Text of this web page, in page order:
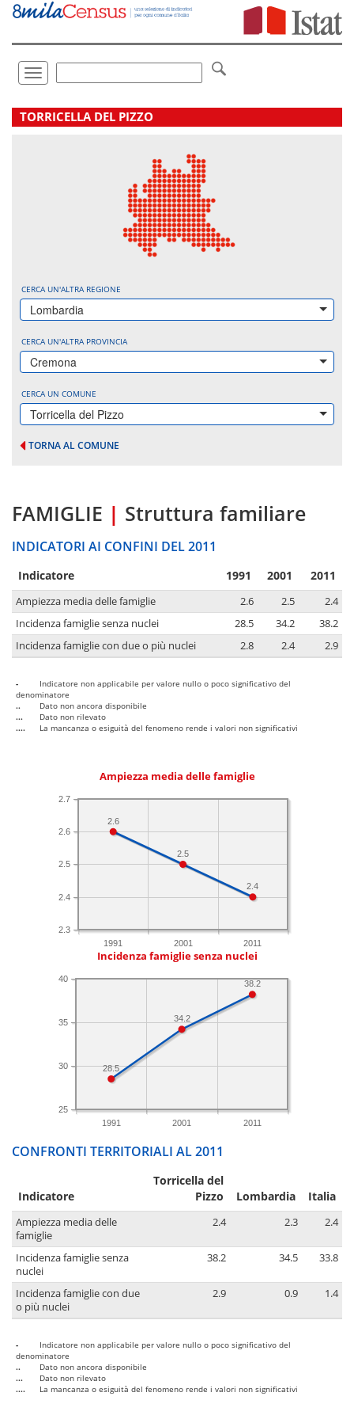
Vai
direttamente
Toggle
navigation
.
TORRICELLA DEL PIZZO
CERCA UN'ALTRA REGIONE
Lombardia
CERCA UN'ALTRA PROVINCIA
Cremona
CERCA UN COMUNE
Torricella del Pizzo
TORNA AL COMUNE
FAMIGLIE | Struttura familiare
INDICATORI AI CONFINI DEL 2011
Indicatore 1991 2001 2011
Ampiezza media delle famiglie 2.6 2.5
2.4
Incidenza famiglie senza nuclei
28.5 34.2
38.2
Incidenza famiglie con due o più nuclei
2.8 2.4 2.9
-
Indicatore non applicabile per valore nullo o poco significativo del
denominatore
..
Dato non ancora disponibile
...
Dato non rilevato
....
La mancanza o esiguità del fenomeno rende i valori non significativi
Ampiezza media delle famiglie
1991 2001 2011
2.3
2.4
2.5
2.6
2.7
2.4
2.5
2.6
Incidenza famiglie senza nuclei
1991 2001 2011
25
30
35
40
38.2
34.2
28.5
CONFRONTI TERRITORIALI AL 2011
Indicatore
Torricella del
Pizzo
Lombardia Italia
Ampiezza media delle
famiglie
2.4 2.3 2.4
Incidenza famiglie senza
nuclei
38.2 34.5 33.8
Incidenza famiglie con due
o più nuclei
2.9 0.9 1.4
-
Indicatore non applicabile per valore nullo o poco significativo del
denominatore
..
Dato non ancora disponibile
...
Dato non rilevato
....
La mancanza o esiguità del fenomeno rende i valori non significativi